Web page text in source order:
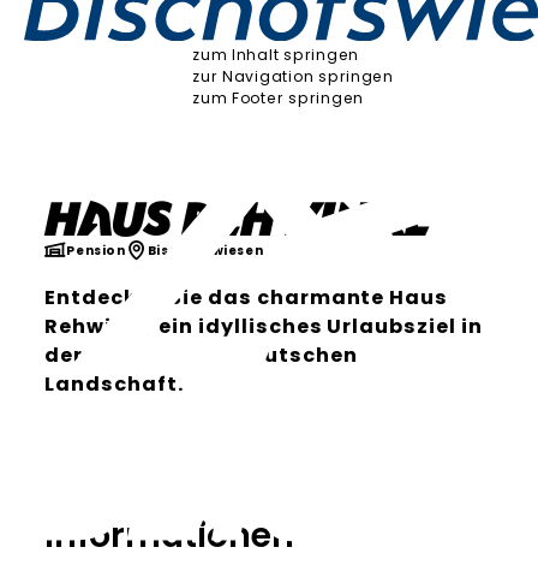
zum Inhalt springen
zur Navigation springen
zum Footer springen
Haus Rehwinkl
Pension Bischofswiesen
Entdecken Sie das charmante Haus
Rehwinkl, ein idyllisches Urlaubsziel in
der malerischen deutschen
Landschaft.
Informationen